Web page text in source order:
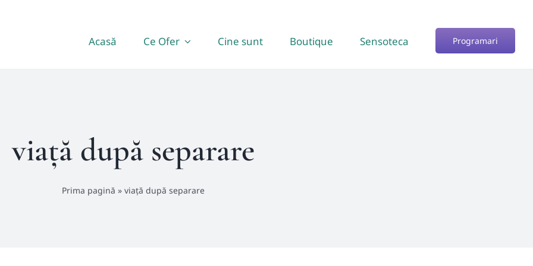
Acasă Ce Ofer Cine sunt Boutique Sensoteca Programari
viață după separare
Prima pagină » viață după separare